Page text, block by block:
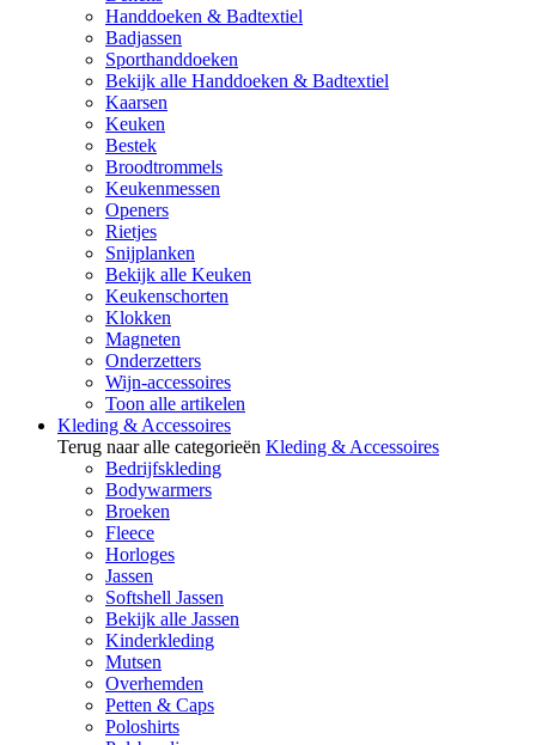
Handdoeken & Badtextiel
Badjassen
Sporthanddoeken
Bekijk alle Handdoeken & Badtextiel
Kaarsen
Keuken
Bestek
Broodtrommels
Keukenmessen
Openers
Rietjes
Snijplanken
Bekijk alle Keuken
Keukenschorten
Klokken
Magneten
Onderzetters
Wijn-accessoires
Toon alle artikelen
Kleding & Accessoires
Terug naar alle categorieën Kleding & Accessoires
Bedrijfskleding
Bodywarmers
Broeken
Fleece
Horloges
Jassen
Softshell Jassen
Bekijk alle Jassen
Kinderkleding
Mutsen
Overhemden
Petten & Caps
Poloshirts